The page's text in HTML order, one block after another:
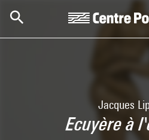
Jacques
Ecuyère à